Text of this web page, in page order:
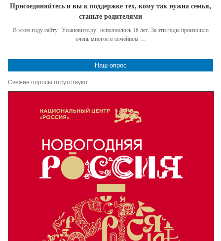
Присоединяйтесь и вы к поддержке тех, кому так нужна семья,
станьте родителями
В этом году сайту "Усыновите.ру" исполнилось 18 лет. За эти годы произошло
очень многое в семейном …
Наш опрос
Свежие опросы отсутствуют...